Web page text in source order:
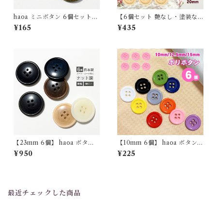
haoa ミニボタン 6個セット
人形用 ぬいぐるみ用 5mm 6
mm 7mm 8mm 二つ穴 ゴー
¥165
【6個セット 艶なし・塗装な
し】直径20mm 木製4つ穴ボ
タン【haoa】
¥435
【23mm 6個】 haoa ボタン
スーツ用 コート用 ナット調 6
個セット 樹脂製 NNT-1 日本
¥950
【10mm 6個】 haoa ボタン 4
つ穴ボタン 樹脂 シャツ 子供
艶ありシンプル 洋裁 洋服 手芸
¥225
最近チェックした商品